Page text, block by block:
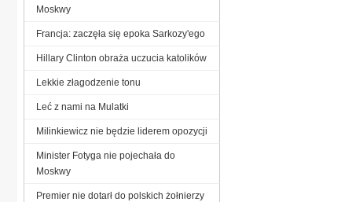
Moskwy
Francja: zaczęła się epoka Sarkozy'ego
Hillary Clinton obraża uczucia katolików
Lekkie złagodzenie tonu
Leć z nami na Mulatki
Milinkiewicz nie będzie liderem opozycji
Minister Fotyga nie pojechała do
Moskwy
Premier nie dotarł do polskich żołnierzy